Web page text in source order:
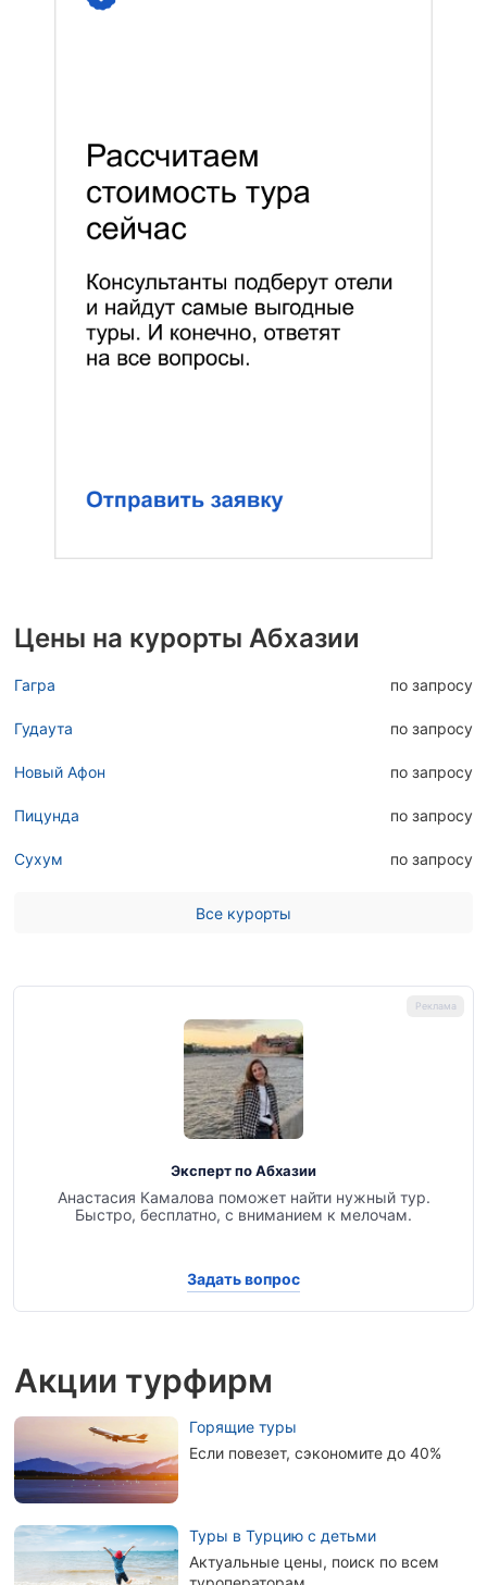
Цены на курорты Абхазии
Гагра по запросу
Гудаута по запросу
Новый Афон по запросу
Пицунда по запросу
Сухум по запросу
Все курорты
Эксперт по Абхазии
Анастасия Камалова поможет найти нужный тур.
Быстро, бесплатно, с вниманием к мелочам.
Задать вопрос
Акции турфирм
Горящие туры
Если повезет, сэкономите до 40%
Туры в Турцию с детьми
Актуальные цены, поиск по всем